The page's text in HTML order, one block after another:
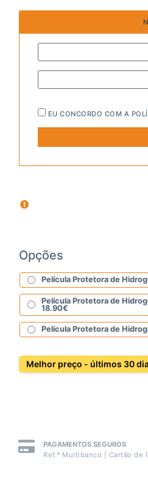
EU CONCORDO COM A
Opções
Película Protetora de
Película Protetora de
18.90€
Película Protetora de
Melhor preço - últimos 30
PAGAMENTOS SEGUROS
Ref.ª Multibanco | Cartão de